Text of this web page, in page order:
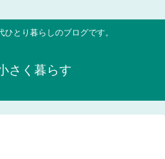
とり暮らしのブログです。
さく暮らす